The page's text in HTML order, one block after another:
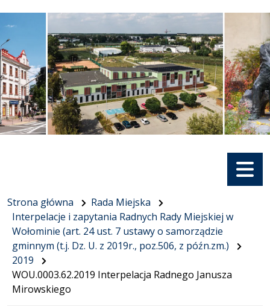
ciemną
Menu
Strona główna
Rada Miejska
Interpelacje i zapytania Radnych Rady Miejskiej w
Wołominie (art. 24 ust. 7 ustawy o samorządzie
gminnym (t.j. Dz. U. z 2019r., poz.506, z późn.zm.)
2019
WOU.0003.62.2019 Interpelacja Radnego Janusza
Mirowskiego